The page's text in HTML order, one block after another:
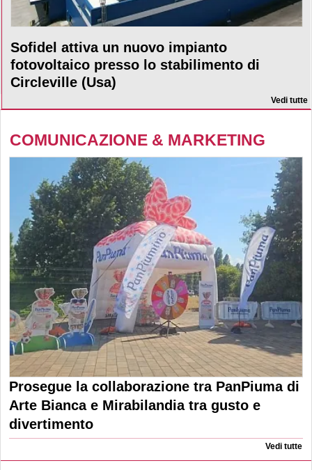
Sofidel attiva un nuovo impianto
fotovoltaico presso lo stabilimento di
Circleville (Usa)
Vedi tutte
COMUNICAZIONE & MARKETING
Prosegue la collaborazione tra PanPiuma di
Arte Bianca e Mirabilandia tra gusto e
divertimento
Vedi tutte